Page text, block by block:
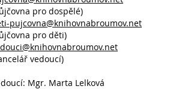
pro dospělé)
pujcovna@knihovnabroumov.net
pro děti)
vedoucí)
Mgr. Marta Lelková